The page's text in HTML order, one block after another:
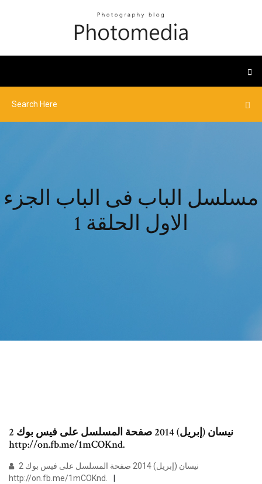
مسلسل الباب فى الباب الجزء
الاول الحلقة 1
2 نيسان (إبريل) 2014 صفحة المسلسل على فيس بوك
http://on.fb.me/1mCOKnd.
2 نيسان (إبريل) 2014 صفحة المسلسل على فيس بوك
http://on.fb.me/1mCOKnd.